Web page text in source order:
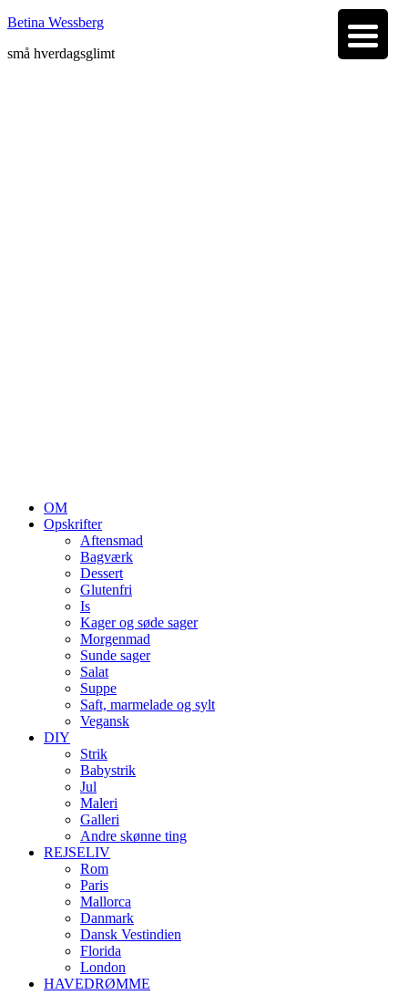
Betina Wessberg
små hverdagsglimt
OM
Opskrifter
Aftensmad
Bagværk
Dessert
Glutenfri
Is
Kager og søde sager
Morgenmad
Sunde sager
Salat
Suppe
Saft, marmelade og sylt
Vegansk
DIY
Strik
Babystrik
Jul
Maleri
Galleri
Andre skønne ting
REJSELIV
Rom
Paris
Mallorca
Danmark
Dansk Vestindien
Florida
London
HAVEDRØMME